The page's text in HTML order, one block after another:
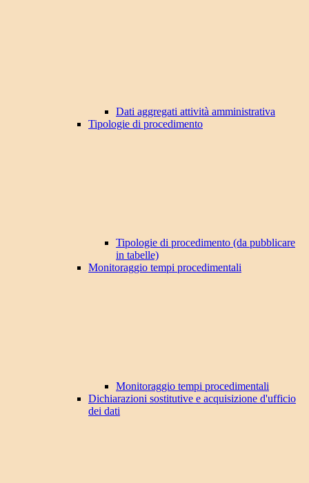
Dati aggregati attività amministrativa
Tipologie di procedimento
Tipologie di procedimento (da pubblicare
in tabelle)
Monitoraggio tempi procedimentali
Monitoraggio tempi procedimentali
Dichiarazioni sostitutive e acquisizione d'ufficio
dei dati